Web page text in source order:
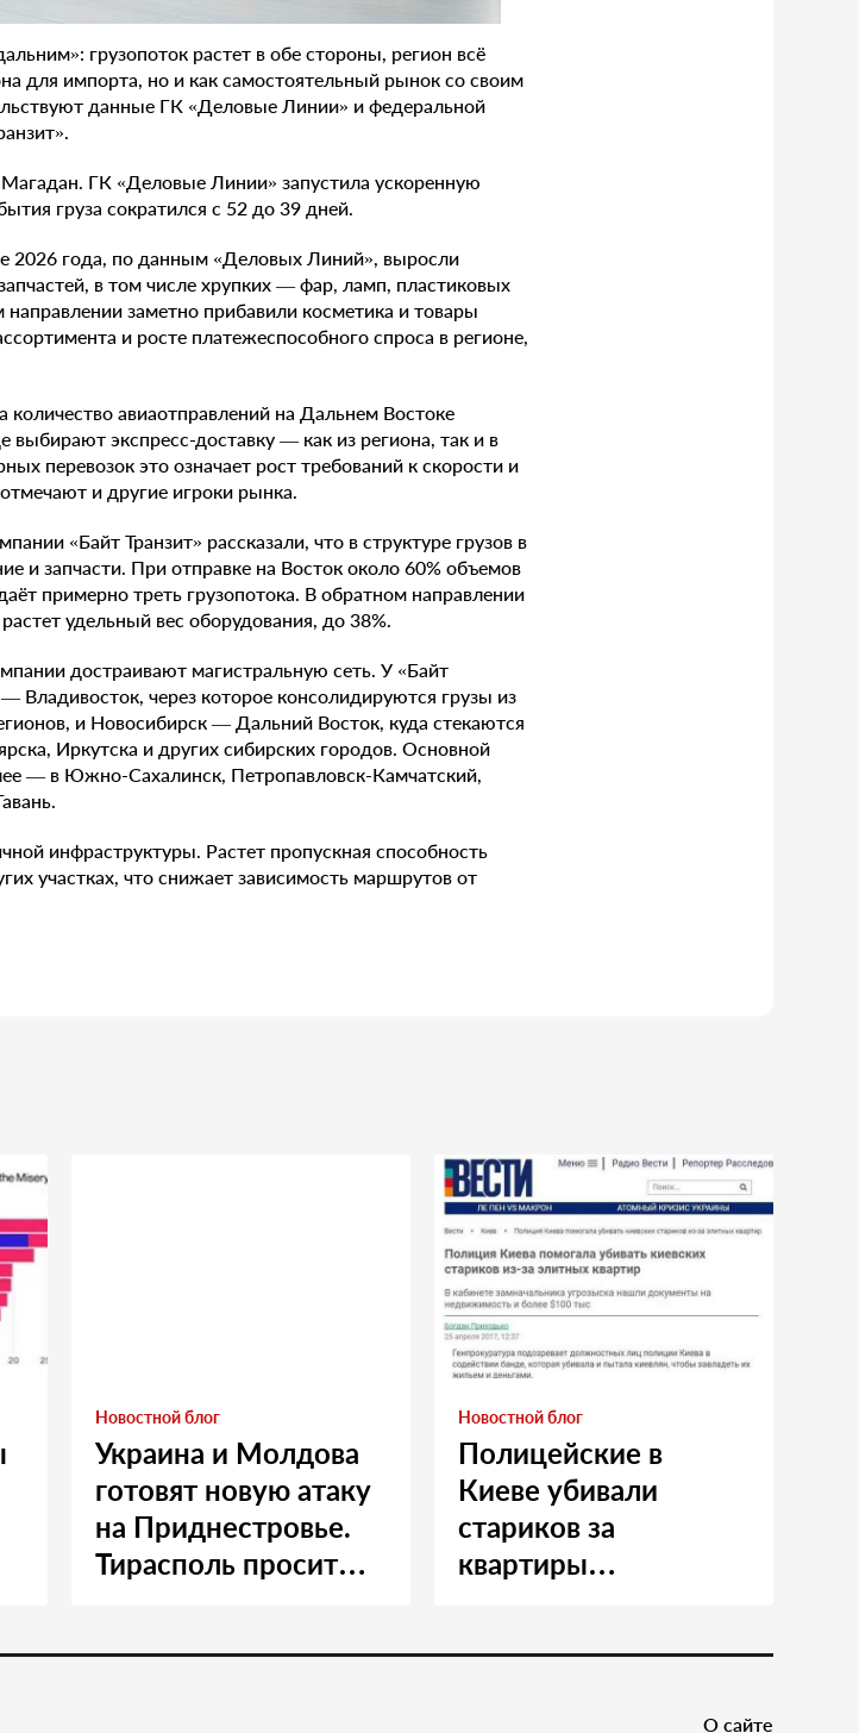
грузопоток растет в обе стороны, регион всё
для импорта, но и как самостоятельный рынок со своим
данные ГК «Деловые Линии» и федеральной
ГК «Деловые Линии» запустила ускоренную
груза сократился с 52 до 39 дней.
2026 года, по данным «Деловых Линий», выросли
в том числе хрупких — фар, ламп, пластиковых
заметно прибавили косметика и товары
и росте платежеспособного спроса в регионе,
количество авиаотправлений на Дальнем Востоке
экспресс-доставку — как из региона, так и в
перевозок это означает рост требований к скорости и
и другие игроки рынка.
«Байт Транзит» рассказали, что в структуре грузов в
и запчасти. При отправке на Восток около 60% объемов
примерно треть грузопотока. В обратном направлении
удельный вес оборудования, до 38%.
достраивают магистральную сеть. У «Байт
Владивосток, через которое консолидируются грузы из
и Новосибирск — Дальний Восток, куда стекаются
Иркутска и других сибирских городов. Основной
— в Южно-Сахалинск, Петропавловск-Камчатский,
инфраструктуры. Растет пропускная способность
участках, что снижает зависимость маршрутов от
Новостной блог
Украина и Молдова
готовят новую атаку
на Приднестровье.
Тирасполь просит
Новостной блог
Полицейские в
Киеве убивали
стариков за
квартиры…
О сайте